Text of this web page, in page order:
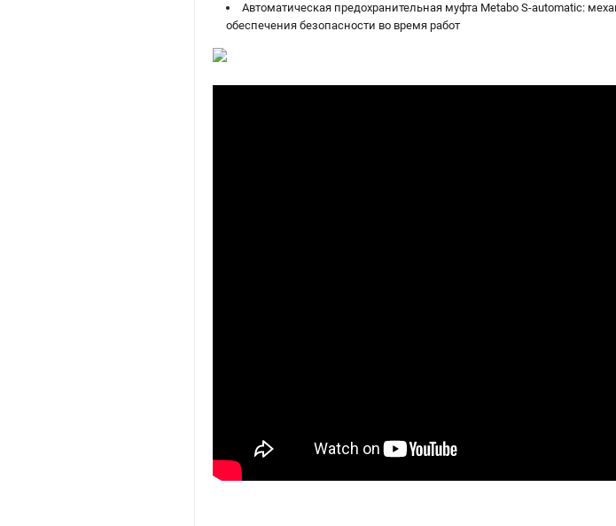
Автоматическая предохранительная муфта Metabo S-automatic:
обеспечения безопасности во время работ